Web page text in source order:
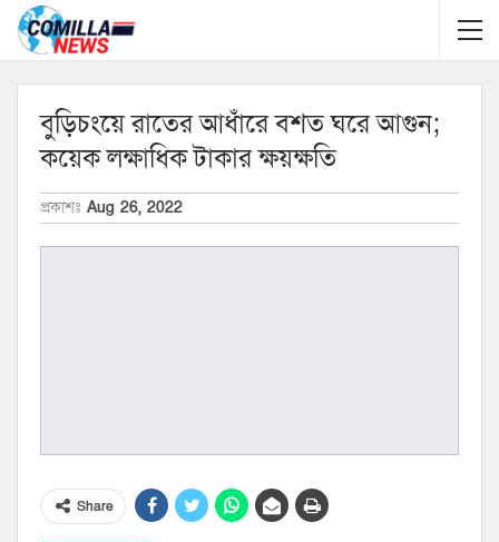
বুড়িচংয়ে রাতের আধাঁরে বশত ঘরে আগুন;
কয়েক লক্ষাধিক টাকার ক্ষয়ক্ষতি
প্রকাশঃ Aug 26, 2022
Share